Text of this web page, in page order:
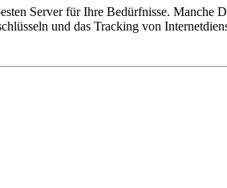
Server für Ihre Bedürfnisse. Manche
und das Tracking von